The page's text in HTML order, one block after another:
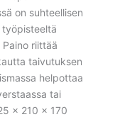
on suhteellisen
riittää
taivutuksen
helpottaa
tai
x 210 x 170